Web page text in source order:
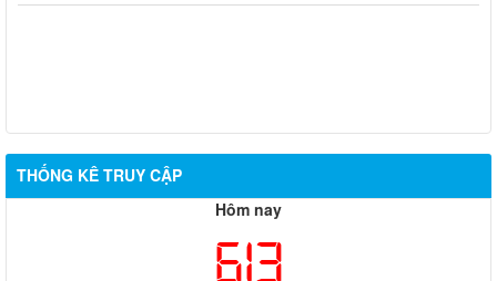
THỐNG KÊ TRUY CẬP
Hôm nay
613